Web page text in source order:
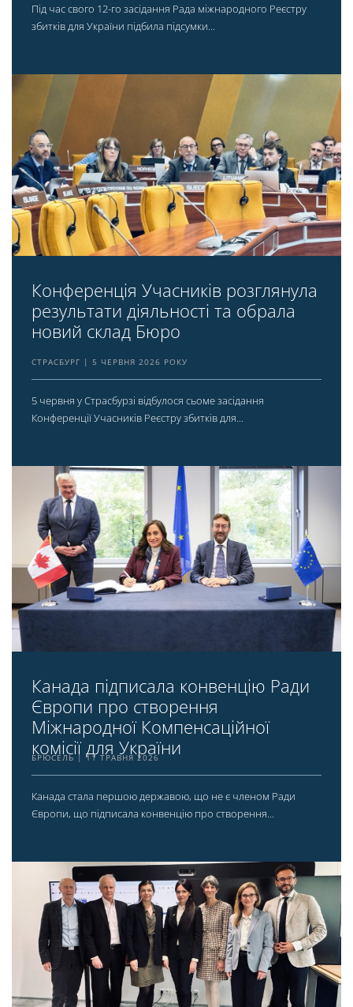
Під час свого 12-го засідання Рада міжнародного Реєстру
збитків для України підбила підсумки...
Конференція Учасників розглянула
результати діяльності та обрала
новий склад Бюро
СТРАСБУРГ 5 ЧЕРВНЯ 2026 РОКУ
5 червня у Страсбурзі відбулося сьоме засідання
Конференції Учасників Реєстру збитків для...
Канада підписала конвенцію Ради
Європи про створення
Міжнародної Компенсаційної
комісії для України
БРЮСЕЛЬ 11 ТРАВНЯ 2026
Канада стала першою державою, що не є членом Ради
Європи, що підписала конвенцію про створення...